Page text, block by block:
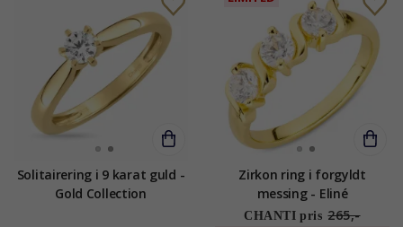
Solitairering i 9 karat guld -
Gold Collection
Zirkon ring i forgyldt
messing - Eliné
CHANTI pris 265,-